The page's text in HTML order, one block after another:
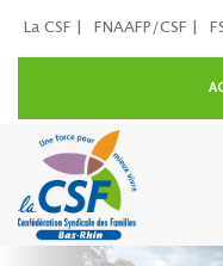
La CSF | FNAAFP/CSF |